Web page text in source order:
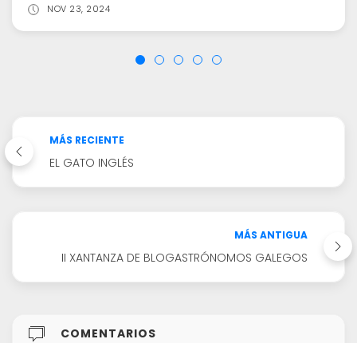
NOV 23, 2024
MÁS RECIENTE
EL GATO INGLÉS
MÁS ANTIGUA
II XANTANZA DE BLOGASTRÓNOMOS GALEGOS
COMENTARIOS